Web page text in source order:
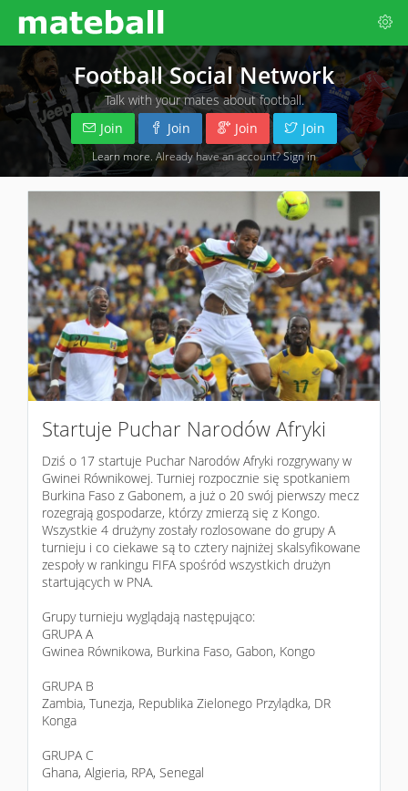
Football Social Network
Talk with your mates about football.
Join
Join Join Join
Learn more . Already have an account?Sign in
Startuje Puchar Narodów Afryki
Dziś o 17 startuje Puchar Narodów Afryki rozgrywany w
Gwinei Równikowej. Turniej rozpocznie się spotkaniem
Burkina Faso z Gabonem, a już o 20 swój pierwszy mecz
rozegrają gospodarze, którzy zmierzą się z Kongo.
Wszystkie 4 drużyny zostały rozlosowane do grupy A
turnieju i co ciekawe są to cztery najniżej skalsyfikowane
zespoły w rankingu FIFA spośród wszystkich drużyn
startujących w PNA.
Grupy turnieju wyglądają następująco:
GRUPA A
Gwinea Równikowa, Burkina Faso, Gabon, Kongo
GRUPA B
Zambia, Tunezja, Republika Zielonego Przylądka, DR
Konga
GRUPA C
Ghana, Algieria, RPA, Senegal